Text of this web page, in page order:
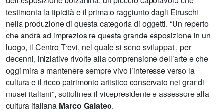
testimonia la tipicità e il primato raggiunto dagli Etruschi
nella produzione di questa categoria di oggetti. “Un reperto
che andrà ad impreziosire questa grande esposizione in un
luogo, il Centro Trevi, nel quale si sono sviluppati, per
decenni, iniziative rivolte alla comprensione dell’arte e che
oggi mira a mantenere sempre vivo l’interesse verso la
cultura e il ricco patrimonio artistico conservato nei grandi
musei italiani”, sottolinea il vicepresidente e assessore alla
cultura italiana Marco Galateo.